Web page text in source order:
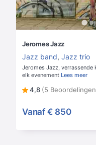
Jeromes Jazz
Jazz band, Jazz trio
Jeromes Jazz,
elk evenement Lees meer
4,8 (5
Vanaf € 850